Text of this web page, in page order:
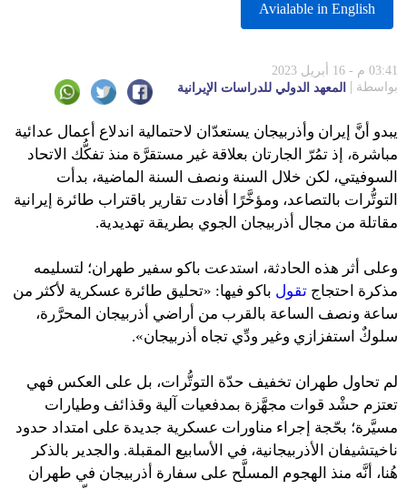
Avialable in English
03:41 م - 16 أبريل 2023
بواسطة
المعهد الدولي للدراسات الإيرانية
يبدو أنَّ إيران وأذربيجان يستعدّان لاحتمالية اندلاع أعمال عدائية
مباشرة، إذ تمُرّ الجارتان بعلاقة غير مستقرَّة منذ تفكُّك الاتحاد
السوفيتي، لكن خلال السنة ونصف السنة الماضية، بدأت
التوتُّرات بالتصاعد، ومؤخَّرًا أفادت تقارير باقتراب طائرة إيرانية
مقاتلة من مجال أذربيجان الجوي بطريقة تهديدية.
وعلى أثر هذه الحادثة، استدعت باكو سفير طهران؛ لتسليمه
مذكرة احتجاج تقول باكو فيها: «تحليق طائرة عسكرية لأكثر من
ساعة ونصف الساعة بالقرب من أراضي أذربيجان المحرَّرة،
سلوكٌ استفزازي وغير ودِّي تجاه أذربيجان».
لم تحاول طهران تخفيف حدّة التوتُّرات، بل على العكس فهي
تعتزم حشْد قوات مجهَّزة بمدفعيات آلية وقذائف وطيارات
مسيَّرة؛ بحّجة إجراء مناورات عسكرية جديدة على امتداد حدود
ناخيتشيفان الأذربيجانية، في الأسابيع المقبلة. والجدير بالذكر
هُنا، أنَّه منذ الهجوم المسلَّح على سفارة أذربيجان في طهران